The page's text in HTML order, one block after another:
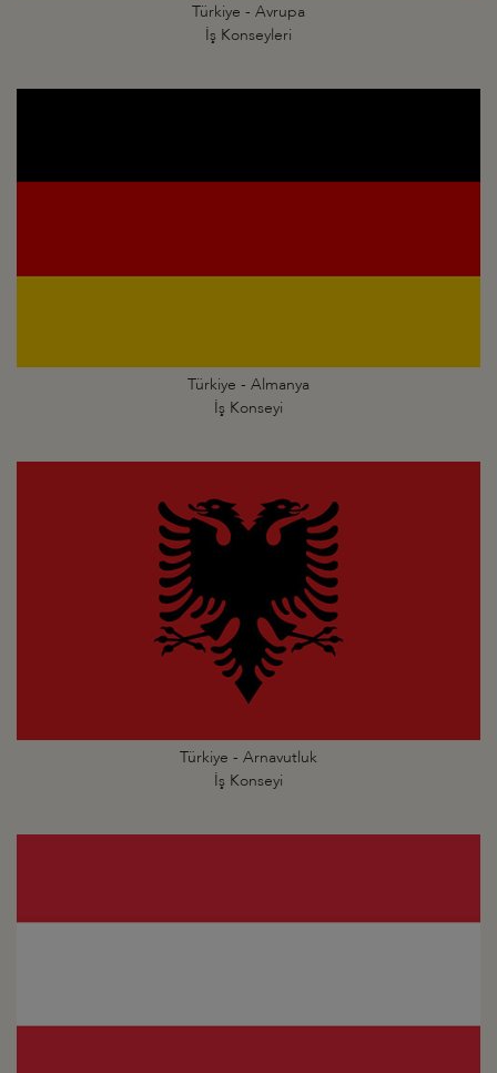
Türkiye - Avrupa
İş Konseyleri
Türkiye - Almanya
İş Konseyi
Türkiye - Arnavutluk
İş Konseyi